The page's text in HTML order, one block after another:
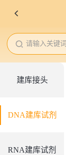
请输入关键
建库接头
DNA建库试剂
RNA建库试剂